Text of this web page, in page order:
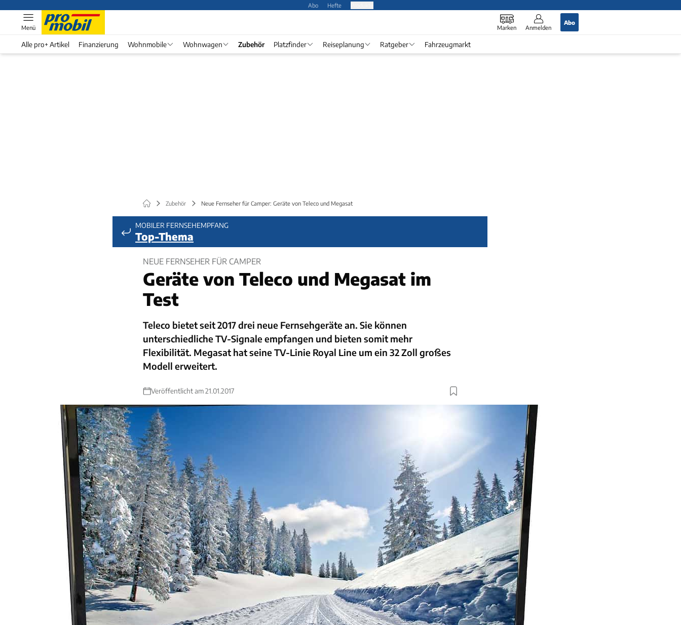
Abo Hefte
Marken Anmelden
Abo
Menü
Alle pro+ Artikel Finanzierung Wohnmobile Wohnwagen Zubehör Platzfinder Reiseplanung Ratgeber Fahrzeugmarkt
Zubehör Neue Fernseher für Camper: Geräte von Teleco und Megasat
MOBILER FERNSEHEMPFANG
Top-Thema
NEUE FERNSEHER FÜR CAMPER
Geräte von Teleco und Megasat im
Test
Teleco bietet seit 2017 drei neue Fernsehgeräte an. Sie können
unterschiedliche TV-Signale empfangen und bieten somit mehr
Flexibilität. Megasat hat seine TV-Linie Royal Line um ein 32 Zoll großes
Modell erweitert.
Veröffentlicht am 21.01.2017